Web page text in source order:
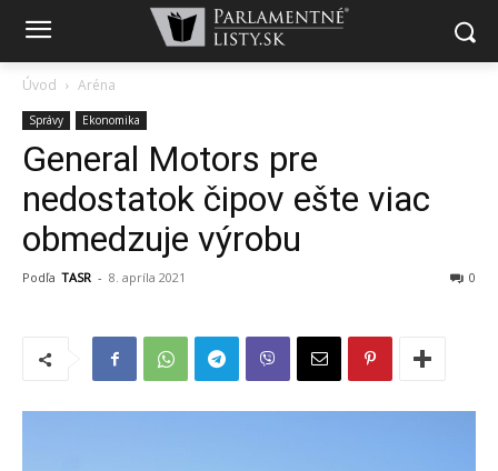
Úvod Aréna
Správy Ekonomika
General Motors pre
nedostatok čipov ešte viac
obmedzuje výrobu
Podľa TASR - 8. apríla 2021 0